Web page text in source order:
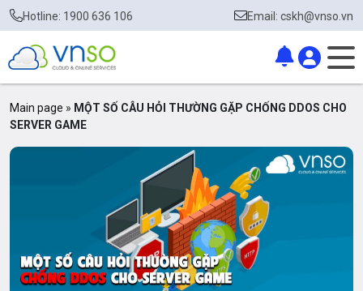
Hotline: 1900 636 106 Email: cskh@vnso.vn
Main page » MỘT SỐ CÂU HỎI THƯỜNG GẶP CHỐNG DDOS CHO
SERVER GAME